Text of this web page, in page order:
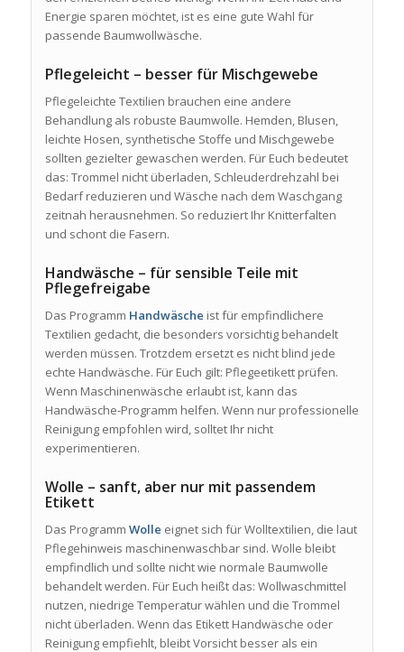
Energie sparen möchtet, ist es eine gute Wahl für
passende Baumwollwäsche.
Pflegeleicht – besser für Mischgewebe
Pflegeleichte Textilien brauchen eine andere
Behandlung als robuste Baumwolle. Hemden, Blusen,
leichte Hosen, synthetische Stoffe und Mischgewebe
sollten gezielter gewaschen werden. Für Euch bedeutet
das: Trommel nicht überladen, Schleuderdrehzahl bei
Bedarf reduzieren und Wäsche nach dem Waschgang
zeitnah herausnehmen. So reduziert Ihr Knitterfalten
und schont die Fasern.
Handwäsche – für sensible Teile mit
Pflegefreigabe
Das Programm Handwäsche ist für empfindlichere
Textilien gedacht, die besonders vorsichtig behandelt
werden müssen. Trotzdem ersetzt es nicht blind jede
echte Handwäsche. Für Euch gilt: Pflegeetikett prüfen.
Wenn Maschinenwäsche erlaubt ist, kann das
Handwäsche-Programm helfen. Wenn nur professionelle
Reinigung empfohlen wird, solltet Ihr nicht
experimentieren.
Wolle – sanft, aber nur mit passendem
Etikett
Das Programm Wolle eignet sich für Wolltextilien, die laut
Pflegehinweis maschinenwaschbar sind. Wolle bleibt
empfindlich und sollte nicht wie normale Baumwolle
behandelt werden. Für Euch heißt das: Wollwaschmittel
nutzen, niedrige Temperatur wählen und die Trommel
nicht überladen. Wenn das Etikett Handwäsche oder
Reinigung empfiehlt, bleibt Vorsicht besser als ein